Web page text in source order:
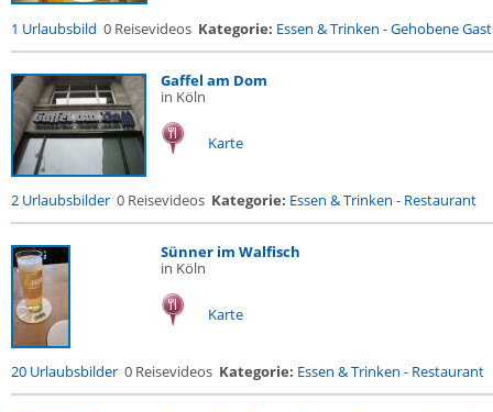
1 Urlaubsbild 0 Reisevideos Kategorie: Essen & Trinken -Gehobene
Gaffel am Dom
in Köln
Karte
2 Urlaubsbilder 0 Reisevideos Kategorie: Essen & Trinken - Restaurant
Sünner im Walfisch
in Köln
Karte
20 Urlaubsbilder 0 Reisevideos Kategorie: Essen & Trinken - Restaurant